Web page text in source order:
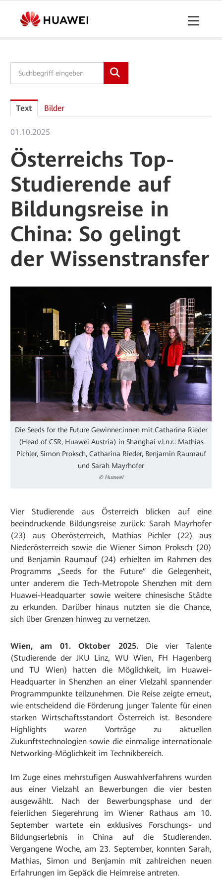
Downloads
Text Bilder
01.10.2025
Österreichs Top-
Studierende auf
Bildungsreise in
China: So gelingt
der Wissenstransfer
Die Seeds for the Future Gewinner:innen mit Catharina Rieder
(Head of CSR, Huawei Austria) in Shanghai v.l.n.r.: Mathias
Pichler, Simon Proksch, Catharina Rieder, Benjamin Raumauf
und Sarah Mayrhofer
© Huawei
Vier Studierende aus Österreich blicken auf eine
beeindruckende Bildungsreise zurück: Sarah Mayrhofer
(23) aus Oberösterreich, Mathias Pichler (22) aus
Niederösterreich sowie die Wiener Simon Proksch (20)
und Benjamin Raumauf (24) erhielten im Rahmen des
Programms „Seeds for the Future” die Gelegenheit,
unter anderem die Tech-Metropole Shenzhen mit dem
Huawei-Headquarter sowie weitere chinesische Städte
zu erkunden. Darüber hinaus nutzten sie die Chance,
sich über Grenzen hinweg zu vernetzen.
Wien, am 01. Oktober 2025.Die vier Talente
(Studierende der JKU Linz, WU Wien, FH Hagenberg
und TU Wien) hatten die Möglichkeit, im Huawei-
Headquarter in Shenzhen an einer Vielzahl spannender
Programmpunkte teilzunehmen. Die Reise zeigte erneut,
wie entscheidend die Förderung junger Talente für einen
starken Wirtschaftsstandort Österreich ist. Besondere
Highlights waren Vorträge zu aktuellen
Zukunftstechnologien sowie die einmalige internationale
Networking-Möglichkeit im Technikbereich.
Im Zuge eines mehrstufigen Auswahlverfahrens wurden
aus einer Vielzahl an Bewerbungen die vier besten
ausgewählt. Nach der Bewerbungsphase und der
feierlichen Siegerehrung im Wiener Rathaus am 10.
September wartete ein exklusives Forschungs- und
Bildungserlebnis in China auf die Studierenden.
Vergangene Woche, am 23. September, konnten Sarah,
Mathias, Simon und Benjamin mit zahlreichen neuen
Erfahrungen im Gepäck die Heimreise antreten.